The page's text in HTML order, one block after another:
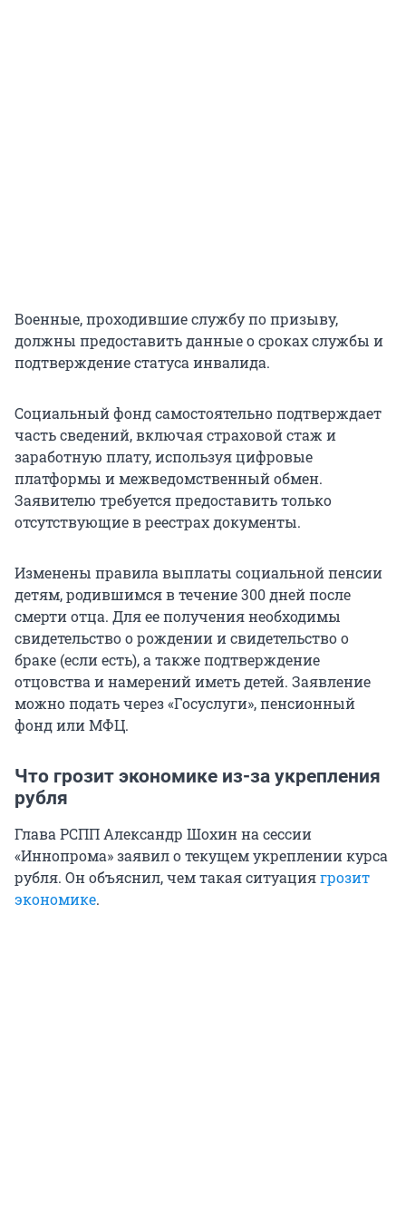
Военные, проходившие службу по призыву,
должны предоставить данные о сроках службы и
подтверждение статуса инвалида.
Социальный фонд самостоятельно подтверждает
часть сведений, включая страховой стаж и
заработную плату, используя цифровые
платформы и межведомственный обмен.
Заявителю требуется предоставить только
отсутствующие в реестрах документы.
Изменены правила выплаты социальной пенсии
детям, родившимся в течение 300 дней после
смерти отца. Для ее получения необходимы
свидетельство о рождении и свидетельство о
браке (если есть), а также подтверждение
отцовства и намерений иметь детей. Заявление
можно подать через «Госуслуги», пенсионный
фонд или МФЦ.
Что грозит экономике из-за укрепления
рубля
Глава РСПП Александр Шохин на сессии
«Иннопрома» заявил о текущем укреплении курса
рубля. Он объяснил, чем такая ситуациягрозит
экономике.